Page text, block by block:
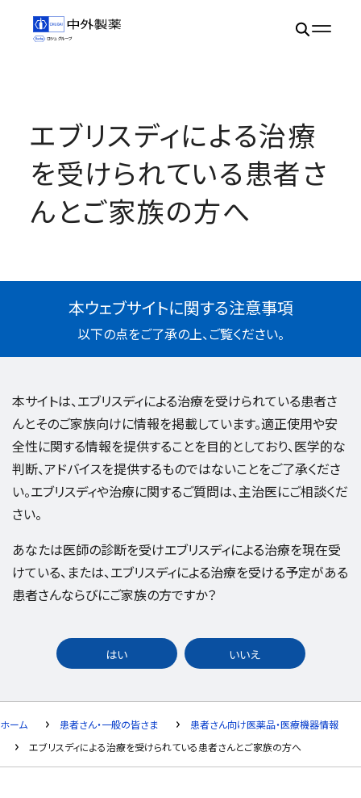
エブリスディによる治療
を受けられている患者さ
んとご家族の方へ
本ウェブサイトに関する注意事項
以下の点をご了承の上、ご覧ください。
本サイトは、エブリスディによる治療を受けられている患者さ
んとそのご家族向けに情報を掲載しています。適正使用や安
全性に関する情報を提供することを目的としており、医学的な
判断、アドバイスを提供するものではないことをご了承くださ
い。エブリスディや治療に関するご質問は、主治医にご相談くだ
さい。
あなたは医師の診断を受けエブリスディによる治療を現在受
けている、または、エブリスディによる治療を受ける予定がある
患者さんならびにご家族の方ですか？
はい いいえ
ホーム 患者さん・一般の皆さま
患者さん向け医薬品・医療機器情報
エブリスディによる治療を受けられている患者さんとご家族の方へ